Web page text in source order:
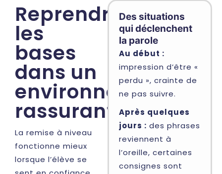
Reprendre
les
bases
dans un
environnement
rassurant
La remise à niveau
fonctionne mieux
lorsque l’élève se
Des situations
qui déclenchent
la parole
Au début :
impression d’être «
perdu », crainte de
ne pas suivre.
Après quelques
jours : des phrases
reviennent à
l’oreille, certaines
consignes sont